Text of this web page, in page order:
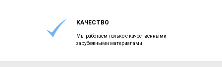
КАЧЕСТВО
Мы работаем только с качественными
зарубежными материалами